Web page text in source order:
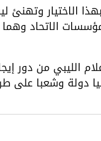
الاختيار وتهنئ
الاتحاد وهما
الليبي من دور
دولة وشعبا على